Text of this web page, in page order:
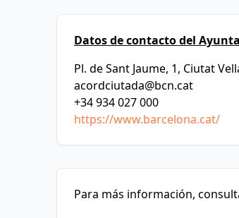
Datos de contacto del
Pl. de Sant Jaume, 1, Ciutat
acordciutada@bcn.cat
+34 934 027 000
https://www.barcelona.cat/
Para más información,